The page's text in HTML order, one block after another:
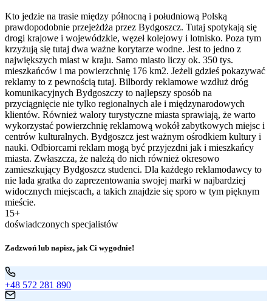
Kto jedzie na trasie między północną i południową Polską
prawdopodobnie przejeżdża przez Bydgoszcz. Tutaj spotykają się
drogi krajowe i wojewódzkie, węzeł kolejowy i lotnisko. Poza tym
krzyżują się tutaj dwa ważne korytarze wodne. Jest to jedno z
największych miast w kraju. Samo miasto liczy ok. 350 tys.
mieszkańców i ma powierzchnię 176 km2. Jeżeli gdzieś pokazywać
reklamy to z pewnością tutaj. Bilbordy reklamowe wzdłuż dróg
komunikacyjnych Bydgoszczy to najlepszy sposób na
przyciągnięcie nie tylko regionalnych ale i międzynarodowych
klientów. Również walory turystyczne miasta sprawiają, że warto
wykorzystać powierzchnię reklamową wokół zabytkowych miejsc i
centrów kulturalnych. Bydgoszcz jest ważnym ośrodkiem kultury i
nauki. Odbiorcami reklam mogą być przyjezdni jak i mieszkańcy
miasta. Zwłaszcza, że należą do nich również okresowo
zamieszkujący Bydgoszcz studenci. Dla każdego reklamodawcy to
nie lada gratka do zaprezentowania swojej marki w najbardziej
widocznych miejscach, a takich znajdzie się sporo w tym pięknym
mieście.
15+
doświadczonych specjalistów
Zadzwoń lub napisz, jak Ci wygodnie!
+48 572 281 890